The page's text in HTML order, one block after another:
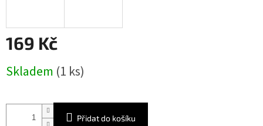
169 Kč
cena:
Skladem (1 ks)
Přidat do košíku